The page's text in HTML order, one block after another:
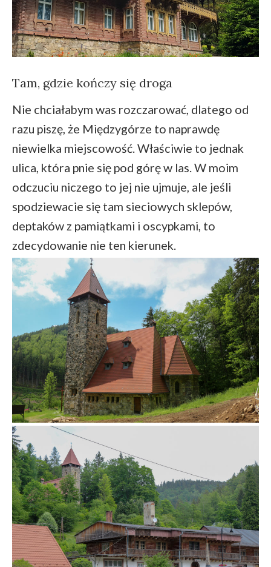
Tam, gdzie kończy się droga
Nie chciałabym was rozczarować, dlatego od
razu piszę, że Międzygórze to naprawdę
niewielka miejscowość. Właściwie to jednak
ulica, która pnie się pod górę w las. W moim
odczuciu niczego to jej nie ujmuje, ale jeśli
spodziewacie się tam sieciowych sklepów,
deptaków z pamiątkami i oscypkami, to
zdecydowanie nie ten kierunek.